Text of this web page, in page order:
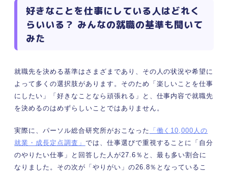
好きなことを仕事にしている人はどれく
らいいる？ みんなの就職の基準も聞いて
みた
就職先を決める基準はさまざまであり、その人の状況や希望に
よって多くの選択肢があります。そのため「楽しいことを仕事
にしたい」「好きなことなら頑張れる」と、仕事内容で就職先
を決めるのはめずらしいことではありません。
実際に、パーソル総合研究所がおこなった 「働く10,000人の
就業・成長定点調査」 では、仕事選びで重視することに「自分
のやりたい仕事」と回答した人が27.6％と、最も多い割合に
なりました。その次が「やりがい」の26.8％となっているこ